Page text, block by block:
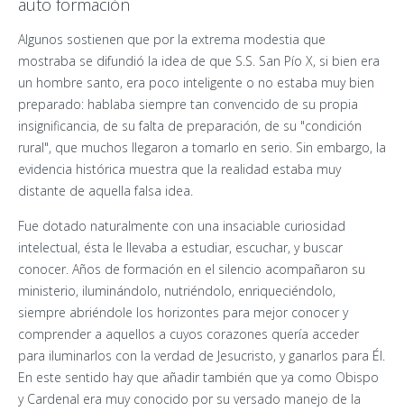
auto formación
Algunos sostienen que por la extrema modestia que
mostraba se difundió la idea de que S.S. San Pío X, si bien era
un hombre santo, era poco inteligente o no estaba muy bien
preparado: hablaba siempre tan convencido de su propia
insignificancia, de su falta de preparación, de su "condición
rural", que muchos llegaron a tomarlo en serio. Sin embargo, la
evidencia histórica muestra que la realidad estaba muy
distante de aquella falsa idea.
Fue dotado naturalmente con una insaciable curiosidad
intelectual, ésta le llevaba a estudiar, escuchar, y buscar
conocer. Años de formación en el silencio acompañaron su
ministerio, iluminándolo, nutriéndolo, enriqueciéndolo,
siempre abriéndole los horizontes para mejor conocer y
comprender a aquellos a cuyos corazones quería acceder
para iluminarlos con la verdad de Jesucristo, y ganarlos para Él.
En este sentido hay que añadir también que ya como Obispo
y Cardenal era muy conocido por su versado manejo de la